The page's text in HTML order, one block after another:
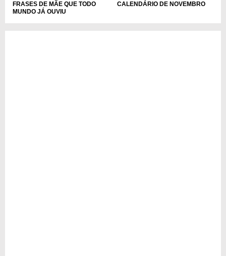
FRASES DE MÃE QUE TODO
MUNDO JÁ OUVIU
CALENDÁRIO DE NOVEMBRO